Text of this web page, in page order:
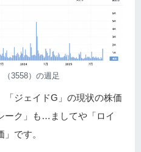
（3558）の週足
「ジェイドG」の現状の株価
ーク」も…ましてや「ロイ
です。